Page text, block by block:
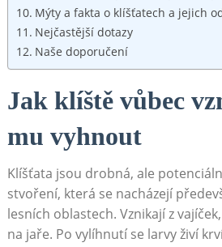
Mýty a fakta o klíšťatech a jejich
Nejčastější dotazy
Naše doporučení
Jak klíště vůbec
mu vyhnout
Klíšťata jsou drobná, ale
stvoření, která se nacházejí
lesních oblastech. Vznikají z
na jaře. Po vylíhnutí se larvy živí